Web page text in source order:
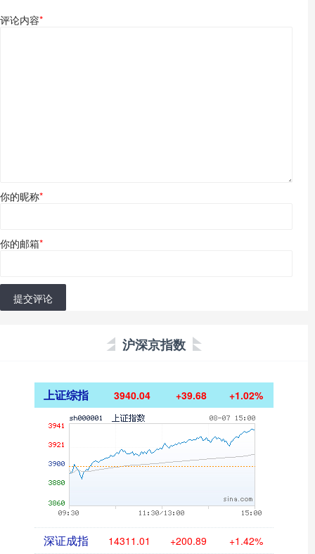
评论内容*
你的昵称*
你的邮箱*
提交评论
沪深京指数
上证综指 3940.04 +39.68 +1.02%
深证成指 14311.01 +200.89 +1.42%